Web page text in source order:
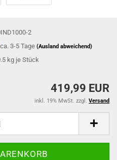
2
ca. 3-5 Tage(Ausland abweichend)
kg je Stück
419,99 EUR
inkl. 19% MwSt. zzgl. Versand